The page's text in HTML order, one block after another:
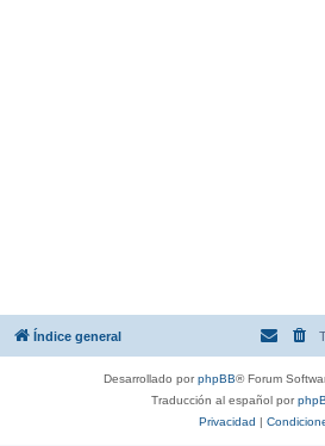
Índice general
Desarrollado porphpBB® Forum
Traducción al español por
Privacidad